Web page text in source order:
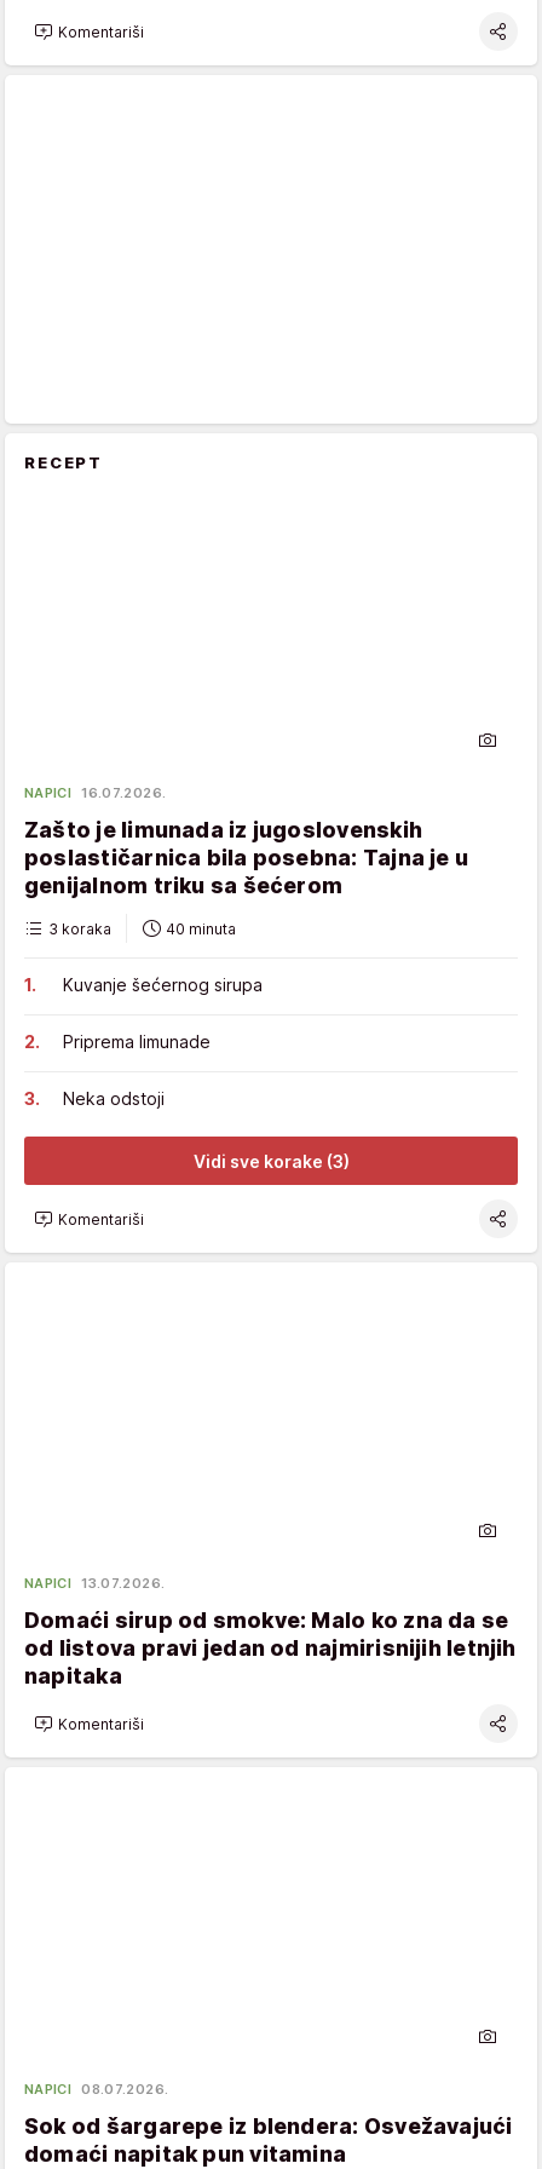
Komentariši
RECEPT
NAPICI 16.07.2026.
Zašto je limunada iz jugoslovenskih
poslastičarnica bila posebna: Tajna je u
genijalnom triku sa šećerom
3 koraka 40 minuta
Kuvanje šećernog sirupa
Priprema limunade
Neka odstoji
Vidi sve korake (3)
Komentariši
NAPICI 13.07.2026.
Domaći sirup od smokve: Malo ko zna da se
od listova pravi jedan od najmirisnijih letnjih
napitaka
Komentariši
NAPICI 08.07.2026.
Sok od šargarepe iz blendera: Osvežavajući
domaći napitak pun vitamina